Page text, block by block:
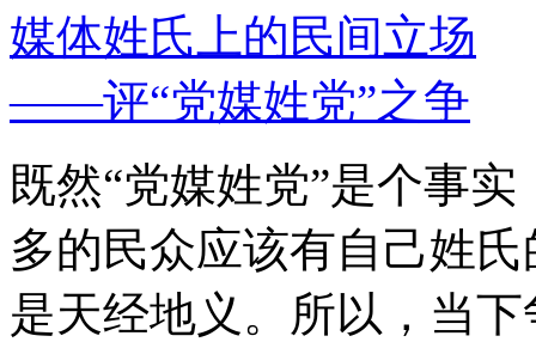
媒体姓氏上的民间立场
——评“党媒姓党”之争
既然“党媒姓党”是个事
多的民众应该有自己姓
是天经地义。所以，当